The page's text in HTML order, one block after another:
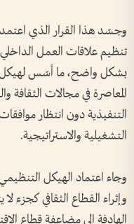
وجسّد هذا القرار الذي
تنظيم علاقات العمل
بشكل واضح، ما أسّس لهيكل
المعاصرة في مجالات الثقافة
التنفيذية دون انتظار
التشغيلية والاستراتيجية.
وجاء اعتماد الهيكل